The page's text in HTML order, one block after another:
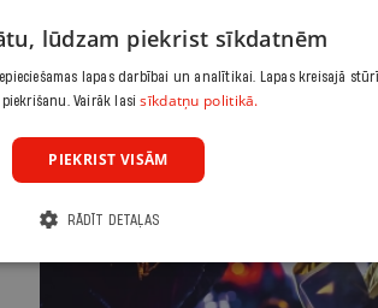
lūdzam piekrist sīkdatnēm
lapas darbībai un analītikai. Lapas kreisajā
Vairāk lasisīkdatņu politikā.
PIEKRIST VISĀM
RĀDĪT DETAĻAS